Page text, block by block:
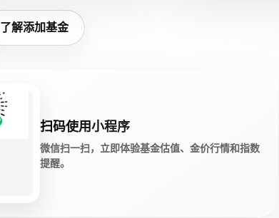
了解添加基金
扫码使用小程序
微信扫一扫，立即体验基金估值、金价行情和指数
提醒。